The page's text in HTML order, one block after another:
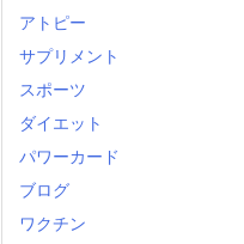
アトピー
サプリメント
スポーツ
ダイエット
パワーカード
ブログ
ワクチン